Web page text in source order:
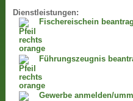
Dienstleistungen:
Fischereischein
Führungszeugnis
Gewerbe anmelden/